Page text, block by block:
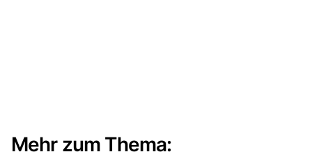
Mehr zum Thema: